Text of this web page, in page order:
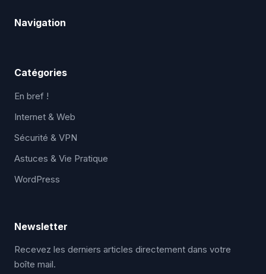
Navigation
Catégories
En bref !
Internet & Web
Sécurité & VPN
Astuces & Vie Pratique
WordPress
Newsletter
Recevez les derniers articles directement dans votre
boîte mail.